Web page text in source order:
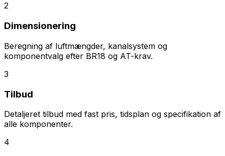
2
Dimensionering
Beregning af luftmængder, kanalsystem og
komponentvalg efter BR18 og AT-krav.
3
Tilbud
Detaljeret tilbud med fast pris, tidsplan og specifikation af
alle komponenter.
4